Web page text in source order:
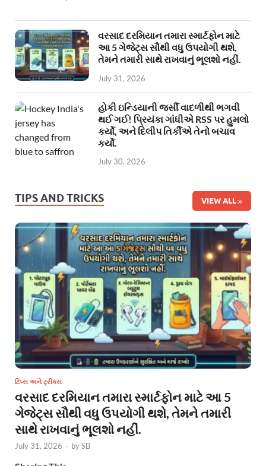
વરસાદ દરમિયાન તમારા સ્માર્ટફોન માટે
આ 5 ગેજેટ્સ સૌથી વધુ ઉપયોગી થશે,
તેમને તમારી સાથે રાખવાનું ભૂલશો નહીં.
July 31, 2026
હોકી ઇન્ડિયાની જર્સી વાદળીથી ભગવી
થઈ ગઈ! પ્રિયંકા ગાંધીએ RSS પર હુમલો
કર્યો, અને દિલીપ તિર્કીએ તેનો બચાવ
કર્યો.
July 30, 2026
TIPS AND TRICKS VIEW ALL
ટિપ્સ અને ટ્રીક્સ
વરસાદ દરમિયાન તમારા સ્માર્ટફોન માટે આ 5
ગેજેટ્સ સૌથી વધુ ઉપયોગી થશે, તેમને તમારી
સાથે રાખવાનું ભૂલશો નહીં.
July 31, 2026 - bySB